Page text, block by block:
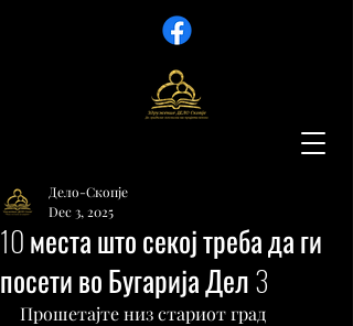
10 места што секој треба да ги
посети во Бугарија Дел 3
Дело-Скопје
Dec 3, 2025
Прошетајте низ стариот град